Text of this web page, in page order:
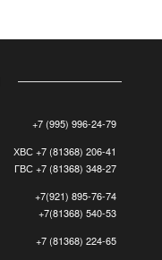
+7 (995) 996-24-79
ХВС +7 (81368) 206-41
ГВС +7 (81368) 348-27
+7(921) 895-76-74
+7(81368) 540-53
+7 (81368) 224-65